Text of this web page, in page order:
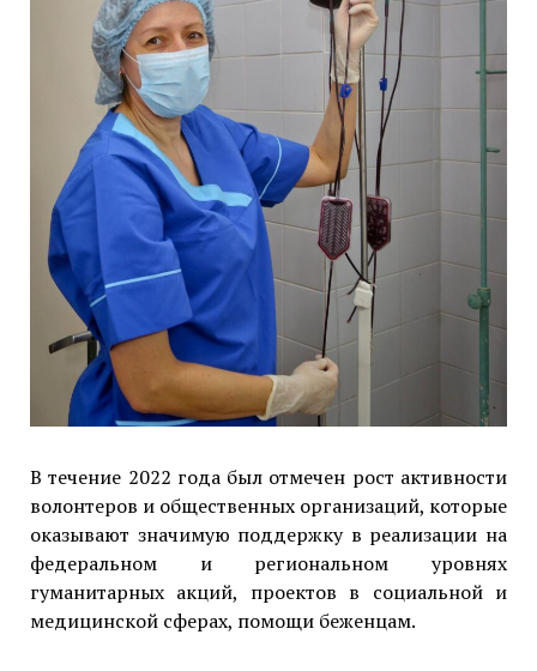
В течение 2022 года был отмечен рост активности
волонтеров и общественных организаций, которые
оказывают значимую поддержку в реализации на
федеральном и региональном уровнях
гуманитарных акций, проектов в социальной и
медицинской сферах, помощи беженцам.